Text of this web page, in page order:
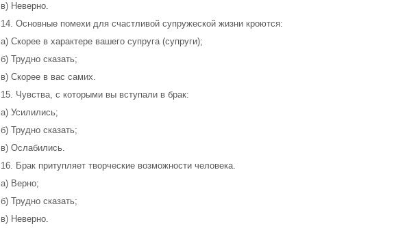
в) Неверно.
14. Основные помехи для счастливой супружеской жизни кроются:
а) Скорее в характере вашего супруга (супруги);
б) Трудно сказать;
в) Скорее в вас самих.
15. Чувства, с которыми вы вступали в брак:
а) Усилились;
б) Трудно сказать;
в) Ослабились.
16. Брак притупляет творческие возможности человека.
а) Верно;
б) Трудно сказать;
в) Неверно.